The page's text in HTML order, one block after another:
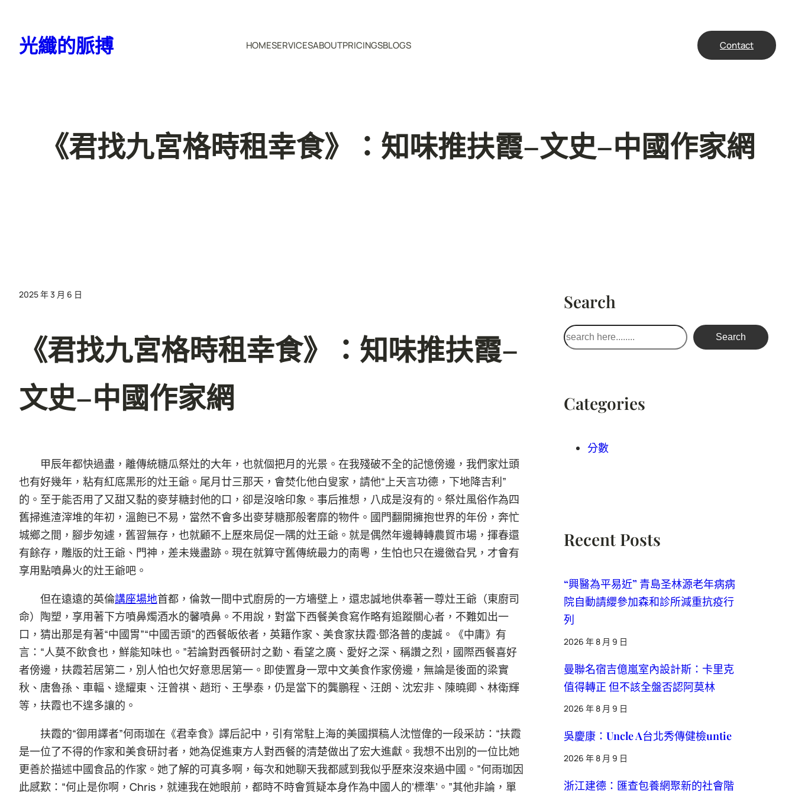
光纖的脈搏 HOMESERVICESABOUTPRICINGSBLOGS Contact
《君找九宮格時租幸食》：知味推扶霞–文史–中國作家網
2025 年 3 月 6 日
《君找九宮格時租幸食》：知味推扶霞–
文史–中國作家網
甲辰年都快過盡，離傳統糖瓜祭灶的大年，也就個把月的光景。在我殘破不全的記憶傍邊，我們家灶頭
也有好幾年，粘有紅底黑形的灶王爺。尾月廿三那天，會焚化他白叟家，請他“上天言功德，下地降吉利”
的。至于能否用了又甜又黏的麥芽糖封他的口，卻是沒啥印象。事后推想，八成是沒有的。祭灶風俗作為四
舊掃進渣滓堆的年初，溫飽已不易，當然不會多出麥芽糖那般奢靡的物件。國門翻開擁抱世界的年份，奔忙
城鄉之間，腳步匆遽，舊習無存，也就顧不上歷來局促一隅的灶王爺。就是偶然年邊轉轉農貿市場，揮春還
有餘存，雕版的灶王爺、門神，差未幾盡跡。現在就算守舊傳統最力的南粵，生怕也只在邊徼旮旯，才會有
享用點噴鼻火的灶王爺吧。
但在遠遠的英倫講座場地首都，倫敦一間中式廚房的一方墻壁上，還忠誠地供奉著一尊灶王爺（東廚司
命）陶塑，享用著下方噴鼻燭酒水的馨噴鼻。不用說，對當下西餐美食寫作略有追蹤關心者，不難如出一
口，猜出那是有著“中國胃”“中國舌頭”的西餐皈依者，英籍作家、美食家扶霞·鄧洛普的虔誠。《中庸》有
言：“人莫不飲食也，鮮能知味也。”若論對西餐研討之勤、看望之廣、愛好之深、稱讚之烈，國際西餐喜好
者傍邊，扶霞若居第二，別人怕也欠好意思居第一。即使置身一眾中文美食作家傍邊，無論是後面的梁實
秋、唐魯孫、車輻、逯耀東、汪曾祺、趙珩、王學泰，仍是當下的龔鵬程、汪朗、沈宏非、陳曉卿、林衛輝
等，扶霞也不遑多讓的。
扶霞的“御用譯者”何雨珈在《君幸食》譯后記中，引有常駐上海的美國撰稿人沈愷偉的一段采訪：“扶霞
是一位了不得的作家和美食研討者，她為促進東方人對西餐的清楚做出了宏大進獻。我想不出別的一位比她
更善於描述中國食品的作家。她了解的可真多啊，每次和她聊天我都感到我似乎歷來沒來過中國。”何雨珈因
此感歎：“何止是你啊，Chris，就連我在她眼前，都時不時會質疑本身作為中國人的‘標準’。”其他非論，單
Search
搜
尋
Search
Categories
分數
Recent Posts
“興醫為平易近” 青島圣林源老年病病
院自動請纓參加森和診所減重抗疫行
列
2026 年 8 月 9 日
曼聯名宿吉億嵐室內設計斯：卡里克
值得轉正 但不該全盤否認阿莫林
2026 年 8 月 9 日
吳慶康：Uncle A台北秀傳健檢untie
2026 年 8 月 9 日
浙江建德：匯查包養網聚新的社會階